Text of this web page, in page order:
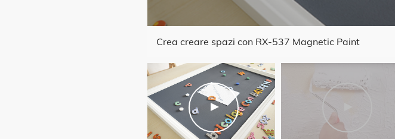
Crea creare spazi con RX-537 Magnetic Paint